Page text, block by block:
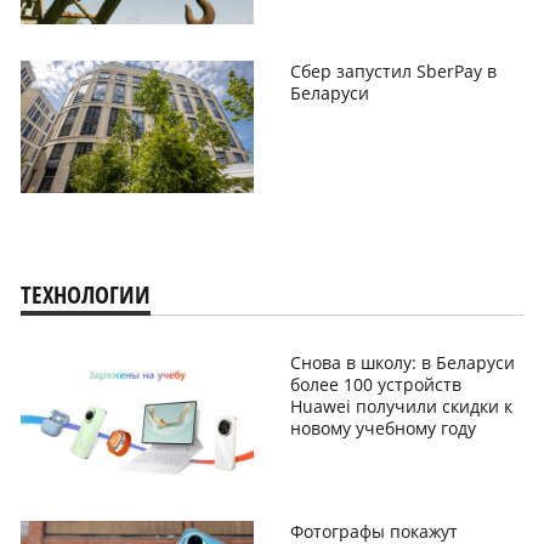
Сбер запустил SberPay в
Беларуси
ТЕХНОЛОГИИ
Снова в школу: в Беларуси
более 100 устройств
Huawei получили скидки к
новому учебному году
Фотографы покажут